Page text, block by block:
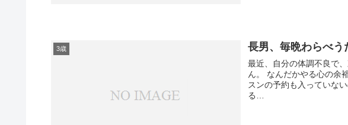
3歳 長男、毎晩わらべう
最近、自分の体調不良で
ん。 なんだかやる心の余裕がなくって。 良いんだか悪いんだか、レッ
スンの予約も入っていないので、 このままベビマが
る…